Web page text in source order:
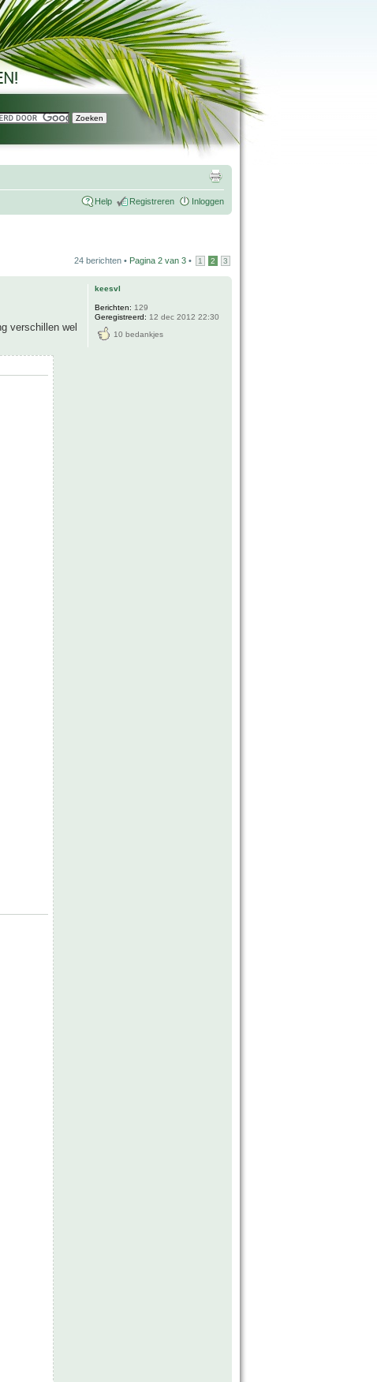
Help Registreren Inloggen
24 berichten • Pagina 2 van 3 • 1 2 3
verschillen wel
keesvl
Berichten: 129
Geregistreerd: 12 dec 2012 22:30
10 bedankjes